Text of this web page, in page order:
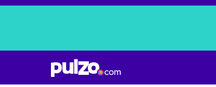
Posesión de De la Espriella